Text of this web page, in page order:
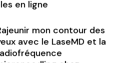
en ligne
mon contour des
avec le LaseMD et la